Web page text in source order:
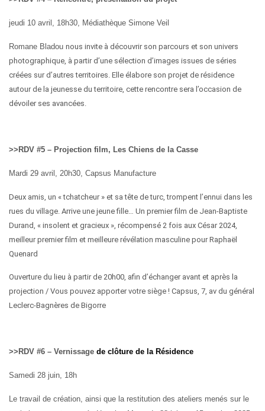
jeudi 10 avril, 18h30, Médiathèque Simone Veil
Romane Bladou nous invite à découvrir son parcours et son univers
photographique, à partir d’une sélection d’images issues de séries
créées sur d’autres territoires. Elle élabore son projet de résidence
autour de la jeunesse du territoire, cette rencontre sera l’occasion de
dévoiler ses avancées.
>>RDV #5 – Projection film, Les Chiens de la Casse
Mardi 29 avril, 20h30, Capsus Manufacture
Deux amis, un « tchatcheur » et sa tête de turc, trompent l’ennui dans les
rues du village. Arrive une jeune fille… Un premier film de Jean-Baptiste
Durand, « insolent et gracieux », récompensé 2 fois aux César 2024,
meilleur premier film et meilleure révélation masculine pourRaphaël
Quenard
Ouverture du lieu à partir de 20h00, afin d’échanger avant et après la
projection / Vous pouvez apporter votre siège ! Capsus, 7, av du général
Leclerc-Bagnères de Bigorre
>>RDV #6 – Vernissage de clôture de la Résidence
Samedi 28 juin, 18h
Le travail de création, ainsi que la restitution des ateliers menés sur le